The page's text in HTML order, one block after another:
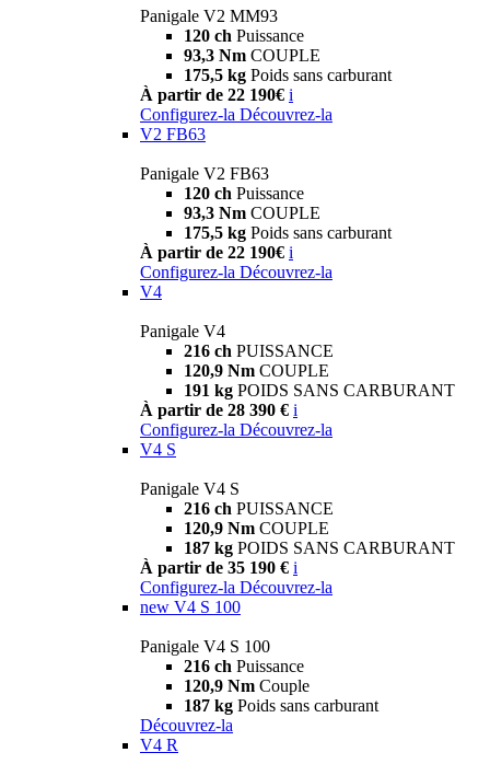
Panigale V2 MM93
120 ch Puissance
93,3 Nm COUPLE
175,5 kg Poids sans carburant
À partir de 22 190€ i
Configurez-la Découvrez-la
V2 FB63
Panigale V2 FB63
120 ch Puissance
93,3 Nm COUPLE
175,5 kg Poids sans carburant
À partir de 22 190€ i
Configurez-la Découvrez-la
V4
Panigale V4
216 ch PUISSANCE
120,9 Nm COUPLE
191 kg POIDS SANS CARBURANT
À partir de 28 390 € i
Configurez-la Découvrez-la
V4 S
Panigale V4 S
216 ch PUISSANCE
120,9 Nm COUPLE
187 kg POIDS SANS CARBURANT
À partir de 35 190 € i
Configurez-la Découvrez-la
new V4 S 100
Panigale V4 S 100
216 ch Puissance
120,9 Nm Couple
187 kg Poids sans carburant
Découvrez-la
V4 R